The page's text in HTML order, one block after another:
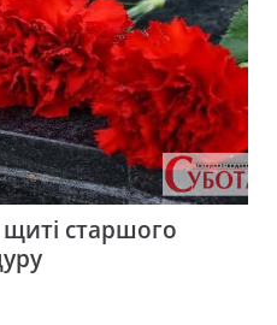
старшого